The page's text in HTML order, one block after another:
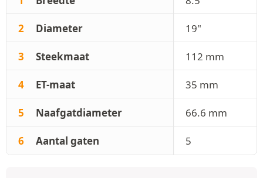
2 Diameter 19"
3 Steekmaat 112 mm
4 ET-maat 35 mm
5 Naafgatdiameter 66.6 mm
6 Aantal gaten 5